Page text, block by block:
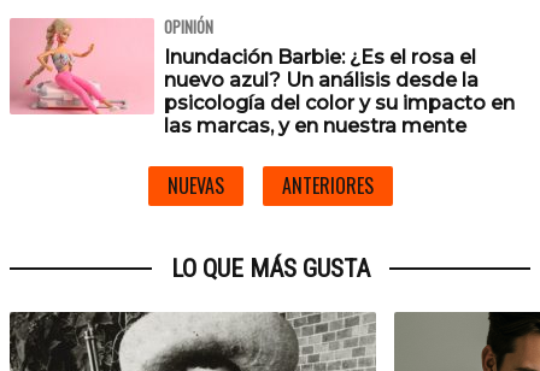
OPINIÓN
Inundación Barbie: ¿Es el rosa el
nuevo azul? Un análisis desde la
psicología del color y su impacto en
las marcas, y en nuestra mente
NUEVAS ANTERIORES
LO QUE MÁS GUSTA